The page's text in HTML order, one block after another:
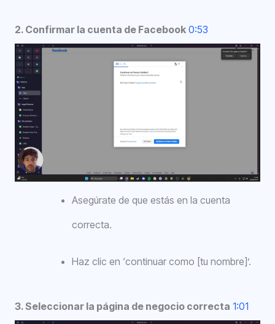
2. Confirmar la cuenta de Facebook 0:53
Asegúrate de que estás en la cuenta
correcta.
Haz clic en ‘continuar como [tu nombre]’.
3. Seleccionar la página de negocio correcta 1:01